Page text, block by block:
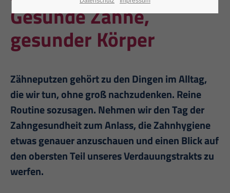
Gesunde Zähne,
gesunder Körper
Zähneputzen gehört zu den Dingen im Alltag,
die wir tun, ohne groß nachzudenken. Reine
Routine sozusagen. Nehmen wir den Tag der
Zahngesundheit zum Anlass, die Zahnhygiene
etwas genauer anzuschauen und einen Blick auf
den obersten Teil unseres Verdauungstrakts zu
werfen.